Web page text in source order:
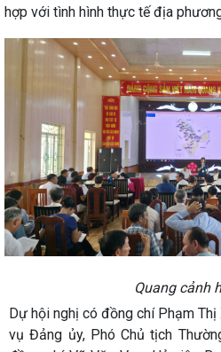
hợp với tình hình thực tế địa
Quang cảnh
Dự hội nghị có đồng chí Phạm
vụ Đảng ủy, Phó Chủ tịch